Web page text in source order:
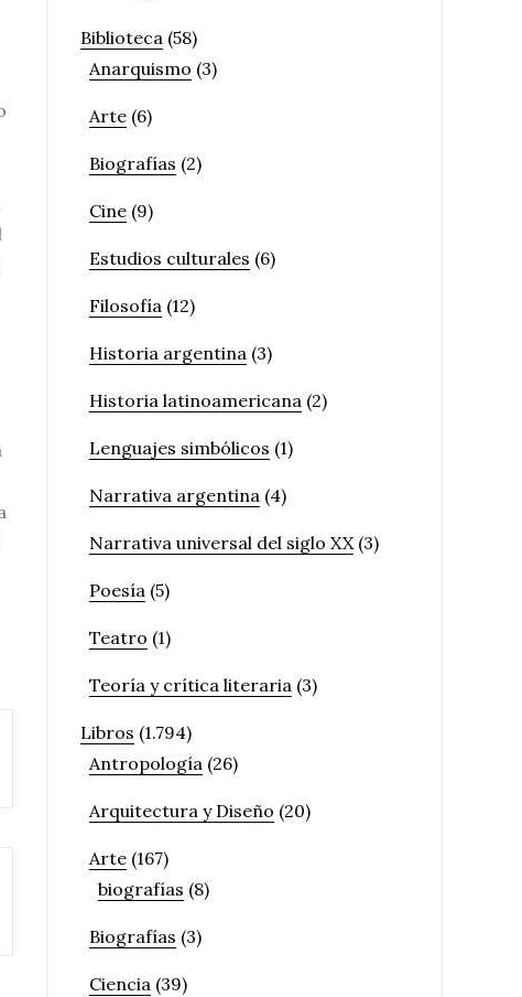
Biblioteca (58)
Anarquismo (3)
Arte (6)
Biografías (2)
Cine (9)
Estudios culturales (6)
Filosofía (12)
Historia argentina (3)
Historia latinoamericana (2)
Lenguajes simbólicos (1)
Narrativa argentina (4)
Narrativa universal del siglo XX(3)
Poesía (5)
Teatro (1)
Teoría y crítica literaria (3)
Libros (1.794)
Antropología (26)
Arquitectura y Diseño (20)
Arte (167)
biografías (8)
Biografías (3)
Ciencia (39)